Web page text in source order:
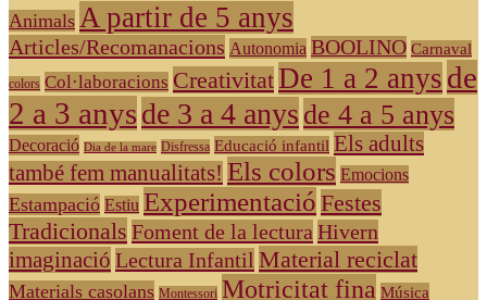
Animals A partir de 5 anys
Articles/Recomanacions Autonomia BOOLINO Carnaval
colors Col·laboracions Creativitat De 1 a 2 anys de
2 a 3 anysde 3 a 4 anys de 4 a 5 anys
Decoració Dia de la mare Disfressa Educació infantil Els adults
també fem manualitats! Els colors Emocions
Estampació Estiu Experimentació Festes
Tradicionals Foment de la lectura Hivern
imaginació Lectura Infantil Material reciclat
Materials casolans Montessori Motricitat fina Música